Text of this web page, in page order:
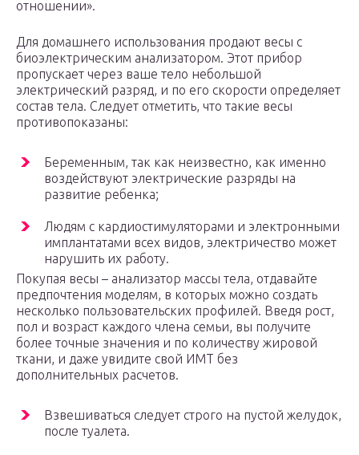
отношении».
Для домашнего использования продают весы с
биоэлектрическим анализатором. Этот прибор
пропускает через ваше тело небольшой
электрический разряд, и по его скорости определяет
состав тела. Следует отметить, что такие весы
противопоказаны:
Беременным, так как неизвестно, как именно
воздействуют электрические разряды на
развитие ребенка;
Людям с кардиостимуляторами и электронными
имплантатами всех видов, электричество может
нарушить их работу.
Покупая весы – анализатор массы тела, отдавайте
предпочтения моделям, в которых можно создать
несколько пользовательских профилей. Введя рост,
пол и возраст каждого члена семьи, вы получите
более точные значения и по количеству жировой
ткани, и даже увидите свой ИМТ без
дополнительных расчетов.
Взвешиваться следует строго на пустой желудок,
после туалета.